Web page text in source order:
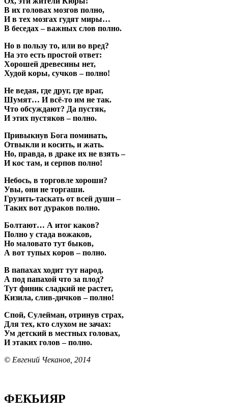
В их головах мозгов полно,
И в тех мозгах гудят миры…
В беседах – важных слов полно.
Но в пользу то, или во вред?
На это есть простой ответ:
Хорошей древесины нет,
Худой коры, сучков – полно!
Не ведая, где друг, где враг,
Шумят… И всё-то им не так.
Что обсуждают? Да пустяк,
И этих пустяков – полно.
Привыкнув Бога поминать,
Отвыкли и косить, и жать.
Но, правда, в драке их не взять –
И кос там, и серпов полно!
Небось, в торговле хороши?
Увы, они не торгаши.
Грузить-таскать от всей души –
Таких вот дураков полно.
Болтают… А итог каков?
Полно у стада вожаков,
Но маловато тут быков,
А вот тупых коров – полно.
В папахах ходит тут народ.
А под папахой что за плод?
Тут финик сладкий не растет,
Кизила, слив-дичков – полно!
Спой, Сулейман, отринув страх,
Для тех, кто слухом не зачах:
Ум детский в местных головах,
И этаких голов – полно.
© Евгений Чеканов, 2014
ФЕКЬИЯР